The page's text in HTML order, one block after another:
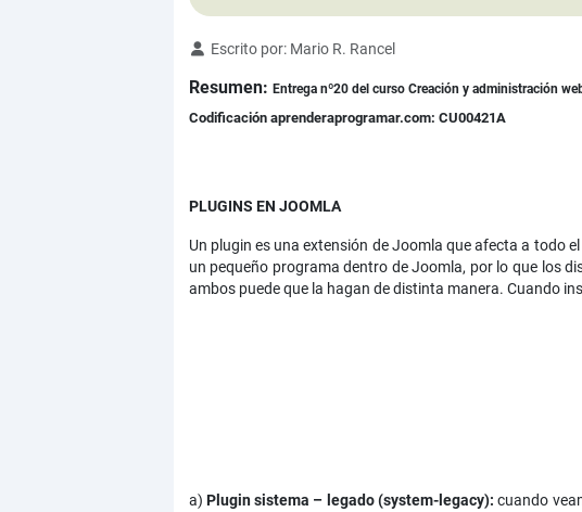
Detalles
Escrito por: Mario R. Rancel
Resumen: Entrega nº20 del curso Creación y administración
Codificación aprenderaprogramar.com: CU00421A
PLUGINS EN JOOMLA
Un plugin es una extensión de Joomla que afecta a todo
un pequeño programa dentro de Joomla, por lo que los
ambos puede que la hagan de distinta manera. Cuando
a) Plugin sistema – legado (system-legacy): cuando